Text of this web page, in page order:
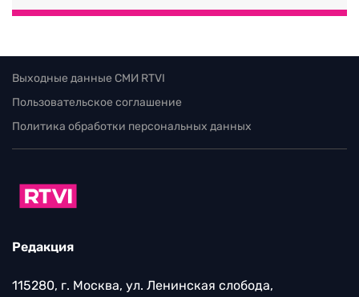
Выходные данные СМИ RTVI
Пользовательское соглашение
Политика обработки персональных данных
Редакция
115280, г. Москва, ул. Ленинская слобода,